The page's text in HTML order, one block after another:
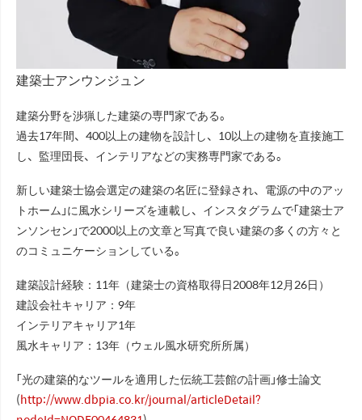
建築士アンウンジュン
建築分野を渉猟した建築の専門家である。
過去17年間、400以上の建物を設計し、10以上の建物を直接施工
し、監理団長、インテリアなどの実務専門家である。
新しい建築士協会選定の建築の名匠に登録され、電源の中のアッ
トホーム」に風水シリーズを連載し、インスタグラムで「建築士ア
ンソンセン」で2000以上の文章と写真で良い建築の多くの方々と
のコミュニケーションしている。
建築設計経験：11年（建築士の資格取得日2008年12月26日）
建設会社キャリア：9年
インテリアキャリア1年
風水キャリア：13年（ウェル風水研究所所属）
「光の建築的なツールを適用した伝統工芸館の計画」修士論文
(http://www.dbpia.co.kr/journal/articleDetail?